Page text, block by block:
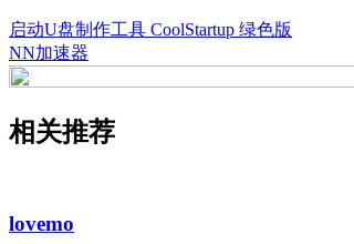
启动U盘制作工具 CoolStartup 绿色版
NN加速器
相关推荐
lovemo